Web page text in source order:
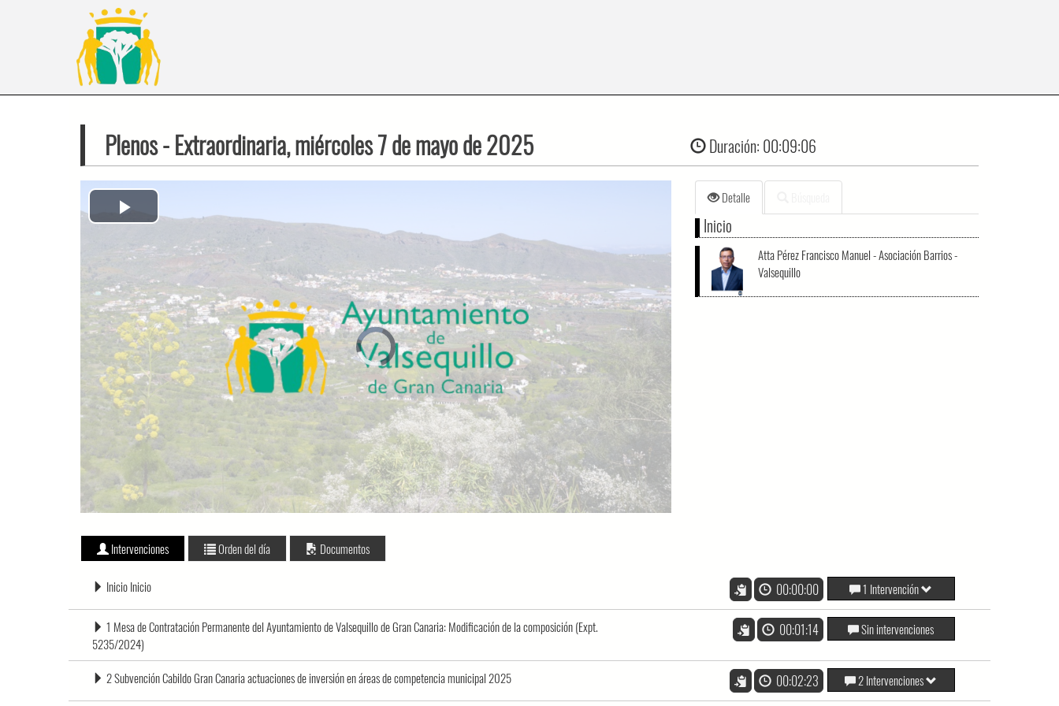
Plenos- Extraordinaria, miércoles 7 de mayo de 2025 Duración: 00:09:06
Video
Player
is
loading.
Play
Video
Detalle
Inicio
Atta Pérez Francisco Manuel - Asociación Barrios -
Valsequillo
Intervenciones Orden del día Documentos
Inicio Inicio 00:00:00 1 Intervención
1 Mesa de Contratación Permanente del Ayuntamiento de Valsequillo de Gran Canaria: Modificación de la composición (Expt.
5235/2024)
00:01:14 Sin intervenciones
2 Subvención Cabildo Gran Canaria actuaciones de inversión en áreas de competencia municipal 2025 00:02:23 2 Intervenciones